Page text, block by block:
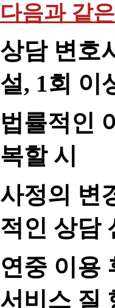
다음과 같
상담 변호
설, 1회 이
법률적인
복할 시
사정의 변
적인 상담
연중 이용
서비스 질